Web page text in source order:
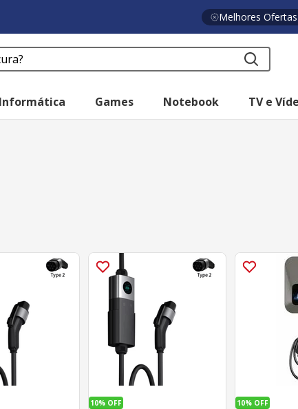
Melhores Ofertas
Informática Games Notebook TV e
10% OFF 10% OFF